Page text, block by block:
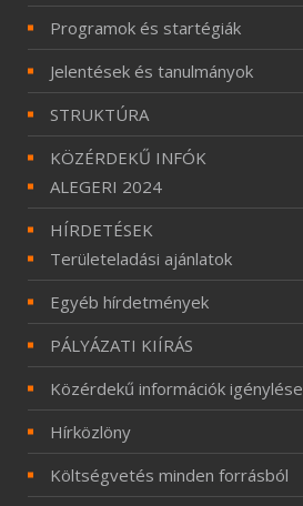
Programok és startégiák
Jelentések és tanulmányok
STRUKTÚRA
KÖZÉRDEKŰ INFÓK
ALEGERI 2024
HÍRDETÉSEK
Területeladási ajánlatok
Egyéb hírdetmények
PÁLYÁZATI KIÍRÁS
Közérdekű információk igénylése
Hírközlöny
Költségvetés minden forrásból